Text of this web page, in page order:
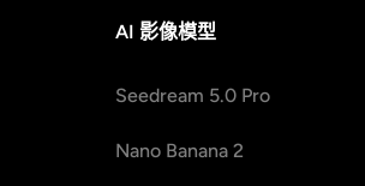
AI 影像模型
Seedream 5.0 Pro
Nano Banana 2